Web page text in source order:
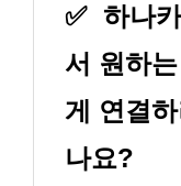
✅ 하나
서 원하
게 연결
나요?